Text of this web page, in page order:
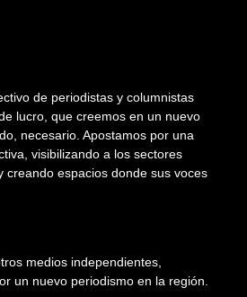
de periodistas y columnistas
lucro, que creemos en un nuevo
necesario. Apostamos por una
visibilizando a los sectores
creando espacios donde sus voces
medios independientes,
un nuevo periodismo en la región.